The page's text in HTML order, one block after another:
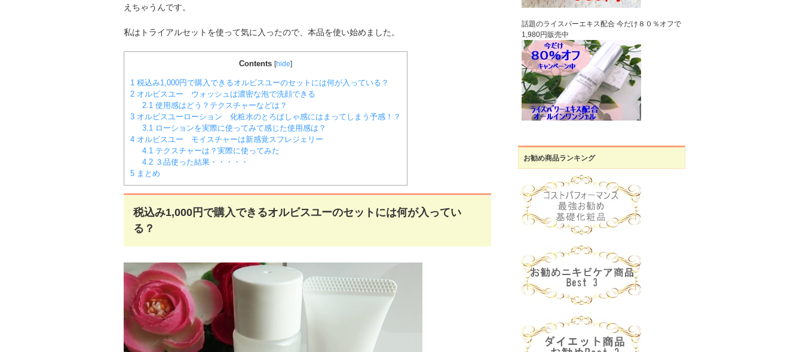
えちゃうんです。
私はトライアルセットを使って気に入ったので、本品を使い始めました。
Contents [hide]
1 税込み1,000円で購入できるオルビスユーのセットには何が入っている？
2 オルビスユー ウォッシュは濃密な泡で洗顔できる
2.1使用感はどう？テクスチャーなどは？
3 オルビスユーローション 化粧水のとろぱしゃ感にはまってしまう予感！？
3.1ローションを実際に使ってみて感じた使用感は？
4 オルビスユー モイスチャーは新感覚スフレジェリー
4.1テクスチャーは？実際に使ってみた
4.2３品使った結果・・・・・
5 まとめ
税込み1,000円で購入できるオルビスユーのセットには何が入ってい
る？
話題のライスパーエキス配合 今だけ８０％オフで
1,980円販売中
お勧め商品ランキング